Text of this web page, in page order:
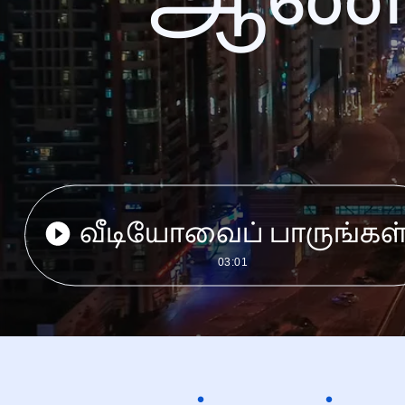
வீடியோவைப்
03:01